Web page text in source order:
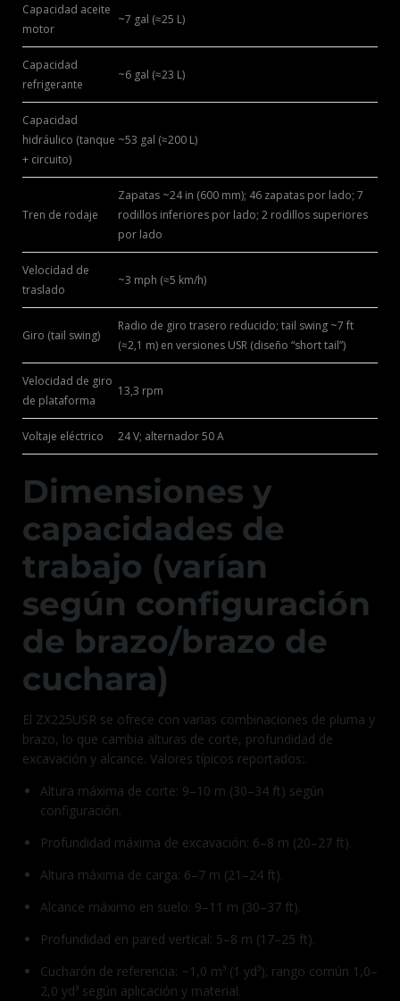
Capacidad aceite
motor
~7 gal (≈25 L)
Capacidad
refrigerante
~6 gal (≈23 L)
Capacidad
hidráulico (tanque
+ circuito)
~53 gal (≈200 L)
Tren de rodaje
Zapatas ~24 in (600 mm); 46 zapatas por lado; 7
rodillos inferiores por lado; 2 rodillos superiores
por lado
Velocidad de
traslado
~3 mph (≈5 km/h)
Giro (tail swing)
Radio de giro trasero reducido; tail swing ~7 ft
(≈2,1 m) en versiones USR (diseño “short tail”)
Velocidad de giro
de plataforma
13,3 rpm
Voltaje eléctrico 24 V; alternador 50 A
Dimensiones y
capacidades de
trabajo (varían
según configuración
de brazo/brazo de
cuchara)
El ZX225USR se ofrece con varias combinaciones de pluma y
brazo, lo que cambia alturas de corte, profundidad de
excavación y alcance. Valores típicos reportados:.
Altura máxima de corte: 9–10 m (30–34 ft) según
configuración.
Profundidad máxima de excavación: 6–8 m (20–27 ft).
Altura máxima de carga: 6–7 m (21–24 ft).
Alcance máximo en suelo: 9–11 m (30–37 ft).
Profundidad en pared vertical: 5–8 m (17–25 ft).
Cucharón de referencia: ~1,0 m³ (1 yd³); rango común 1,0–
2,0 yd³ según aplicación y material.